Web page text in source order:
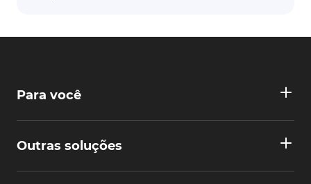
Para você
Outras soluções